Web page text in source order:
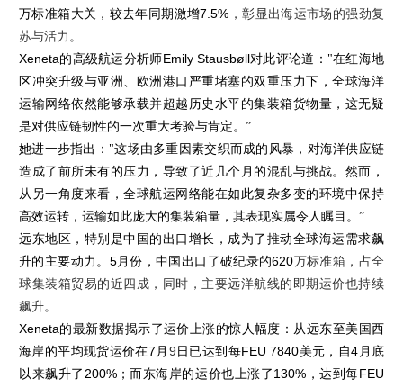
万标准箱大关，较去年同期激增7.5% ，彰显出海运市场的强劲复
苏与活力。
Xeneta的高级航运分析师 Emily Stausbøll 对此评论道："在红海地
区冲突升级与亚洲、欧洲港口严重堵塞的双重压力下，全球海洋
运输网络依然能够承载并超越历史水平的集装箱货物量，这无疑
是对供应链韧性的一次重大考验与肯定。”
她进一步指出： "这场由多重因素交织而成的风暴，对海洋供应链
造成了前所未有的压力，导致了近几个月的混乱与挑战。然而，
从另一角度来看，全球航运网络能在如此复杂多变的环境中保持
高效运转，运输如此庞大的集装箱量，其表现实属令人瞩目。”
远东地区，特别是中国的出口增长，成为了推动全球海运需求飙
升的主要动力。 5月份，中国出口了破纪录的620万标准箱，占全
球集装箱贸易的近四成，同时，主要远洋航线的即期运价也持续
飙升。
Xeneta的最新数据揭示了运价上涨的惊人幅度：从远东至美国西
海岸的平均现货运价在7 月 9 日已达到每FEU 7840美元，自4 月底
以来飙升了 200%；而东海岸的运价也上涨了 130% ，达到每 FEU